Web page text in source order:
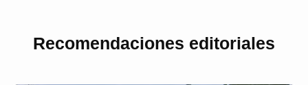
Recomendaciones editoriales